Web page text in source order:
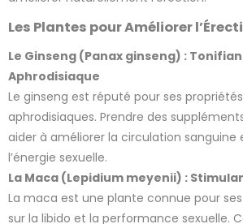
Les Plantes pour Améliorer
Le Ginseng (Panax ginseng) :
Aphrodisiaque
Le ginseng est réputé pour ses
aphrodisiaques. Prendre des
aider à améliorer la circulation
l’énergie sexuelle.
La Maca (Lepidium meyenii) :
La maca est une plante connue pour
sur la libido et la performance sexuelle.